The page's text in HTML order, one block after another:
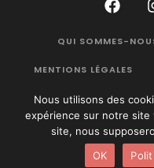
QUI SOMMES-
MENTIONS LÉGALES
Rewell Magazine ©2026.
Nous utilisons des
expérience sur notre site
site, nous
OK